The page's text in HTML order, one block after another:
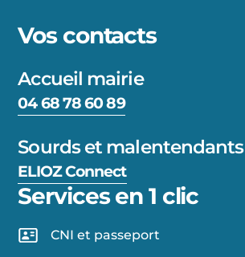
Vos contacts
Accueil mairie
04 68 78 60 89
Sourds et malentendants
ELIOZ Connect
Services en 1 clic
CNI et passeport